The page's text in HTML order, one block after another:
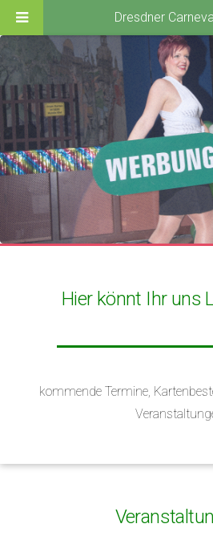
Hier könnt Ihr uns
kommende Termine,
Dresdner